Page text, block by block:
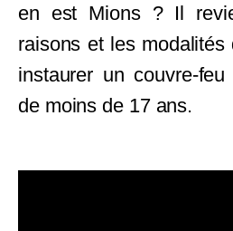
en est Mions ? Il
raisons et les modalités
instaurer un couvre-
de moins de 17 ans.